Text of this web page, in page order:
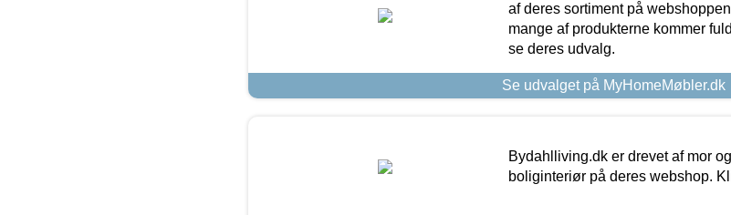
af deres sortiment på
mange af produkterne kommer
se deres udvalg.
Se udvalget på MyHomeMøbler.dk
Bydahlliving.dk er drevet af mor
boliginteriør på deres webshop.